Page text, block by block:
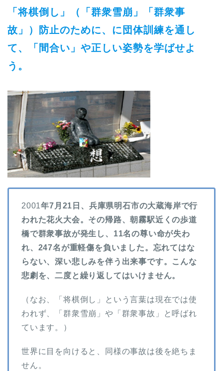
「将棋倒し」（「群衆雪崩」「群衆事
故」）防止のために、に団体訓練を通し
て、「間合い」や正しい姿勢を学ばせよ
う。
2001年7月21日、兵庫県明石市の大蔵海岸で行
われた花火大会。その帰路、朝霧駅近くの歩道
橋で群衆事故が発生し、11名の尊い命が失わ
れ、247名が重軽傷を負いました。忘れてはな
らない、深い悲しみを伴う出来事です。こんな
悲劇を、二度と繰り返してはいけません。
（なお、「将棋倒し」という言葉は現在では使
われず、「群衆雪崩」や「群衆事故」と呼ばれ
ています。）
世界に目を向けると、同様の事故は後を絶ちま
せん。